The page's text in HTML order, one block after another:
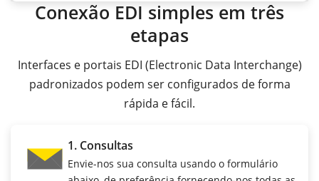
Conexão EDI simples em três
etapas
Interfaces e portais EDI (Electronic Data Interchange)
padronizados podem ser configurados de forma
rápida e fácil.
1. Consultas
Envie-nos sua consulta usando o formulário